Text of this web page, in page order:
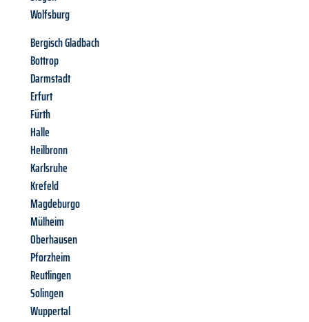
Wolfsburg
Bergisch Gladbach
Bottrop
Darmstadt
Erfurt
Fürth
Halle
Heilbronn
Karlsruhe
Krefeld
Magdeburgo
Mülheim
Oberhausen
Pforzheim
Reutlingen
Solingen
Wuppertal